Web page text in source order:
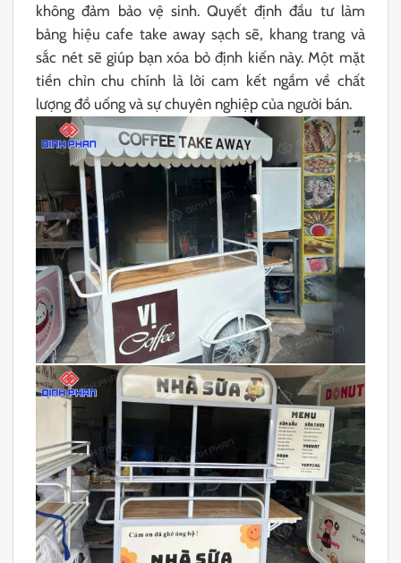
không đảm bảo vệ sinh. Quyết định đầu tư làm
bảng hiệu cafe take away sạch sẽ, khang trang và
sắc nét sẽ giúp bạn xóa bỏ định kiến này. Một mặt
tiền chỉn chu chính là lời cam kết ngầm về chất
lượng đồ uống và sự chuyên nghiệp của người bán.